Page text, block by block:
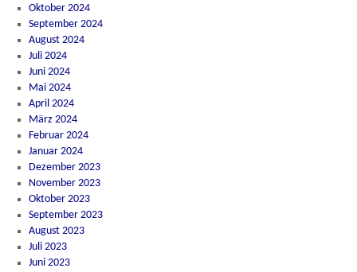
Oktober 2024
September 2024
August 2024
Juli 2024
Juni 2024
Mai 2024
April 2024
März 2024
Februar 2024
Januar 2024
Dezember 2023
November 2023
Oktober 2023
September 2023
August 2023
Juli 2023
Juni 2023